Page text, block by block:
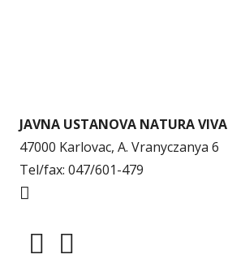
JAVNA USTANOVA NATURA VIVA
47000 Karlovac, A. Vranyczanya 6
Tel/fax: 047/601-479